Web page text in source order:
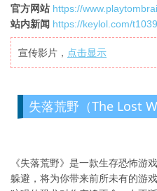
官方网站 https://
站内新闻 https://keylol.com/
宣传影片， 点击显示
失落荒野（The Lost
《失落荒野》是一款生存恐怖游
躲避，将为你带来前所未有的游戏